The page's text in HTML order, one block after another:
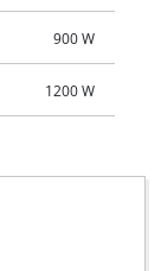
900 W
1200 W